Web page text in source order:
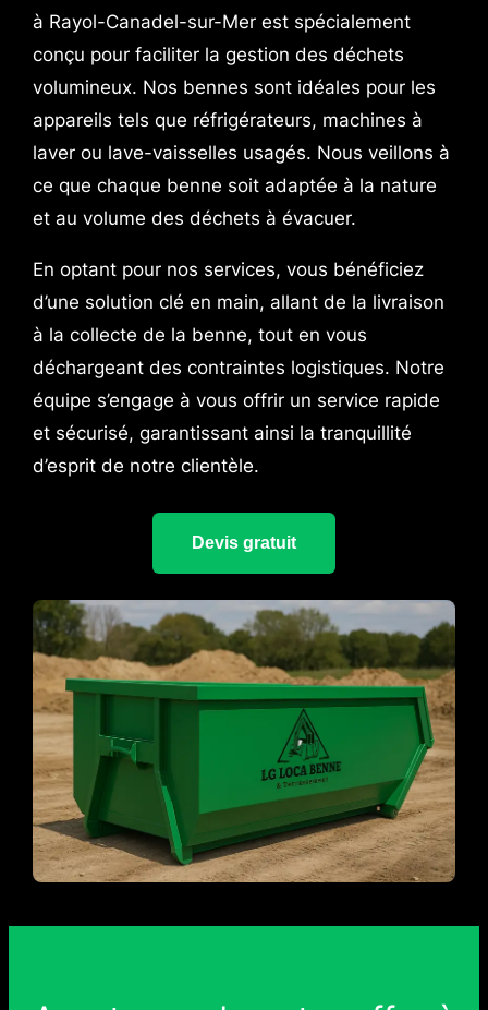
à Rayol-Canadel-sur-Mer est spécialement
conçu pour faciliter la gestion des déchets
volumineux. Nos bennes sont idéales pour les
appareils tels que réfrigérateurs, machines à
laver ou lave-vaisselles usagés. Nous veillons à
ce que chaque benne soit adaptée à la nature
et au volume des déchets à évacuer.
En optant pour nos services, vous bénéficiez
d’une solution clé en main, allant de la livraison
à la collecte de la benne, tout en vous
déchargeant des contraintes logistiques. Notre
équipe s’engage à vous offrir un service rapide
et sécurisé, garantissant ainsi la tranquillité
d’esprit de notre clientèle.
Devis gratuit